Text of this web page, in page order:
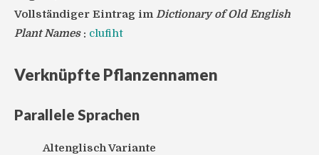
Vollständiger Eintrag im Dictionary of Old English
Plant Names : clufiht
Verknüpfte Pflanzennamen
Parallele Sprachen
Altenglisch Variante